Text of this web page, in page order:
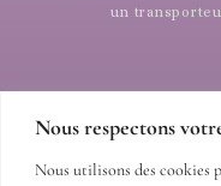
Nous respectons
Nous utilisons des cookies
un